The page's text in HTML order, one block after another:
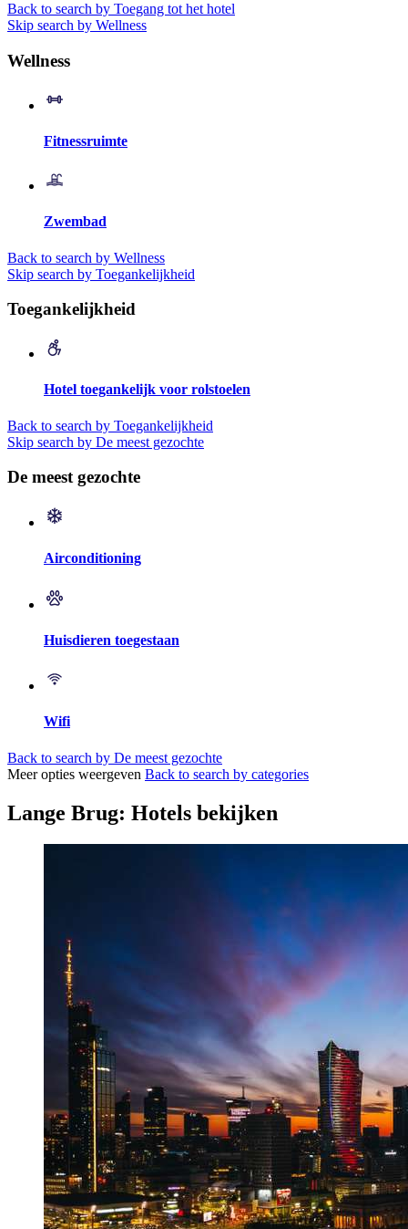
Back to search by Toegang tot het hotel
Skip search by Wellness
Wellness
Fitnessruimte
Zwembad
Back to search by Wellness
Skip search by Toegankelijkheid
Toegankelijkheid
Hotel toegankelijk voor rolstoelen
Back to search by Toegankelijkheid
Skip search by De meest gezochte
De meest gezochte
Airconditioning
Huisdieren toegestaan
Wifi
Back to search by De meest gezochte
Meer opties weergeven Back to search by categories
Lange Brug: Hotels bekijken